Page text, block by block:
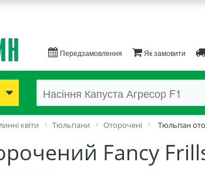
Передзамовлення Як замовити
квіти Тюльпани Оторочені Тюльпан
Fancy